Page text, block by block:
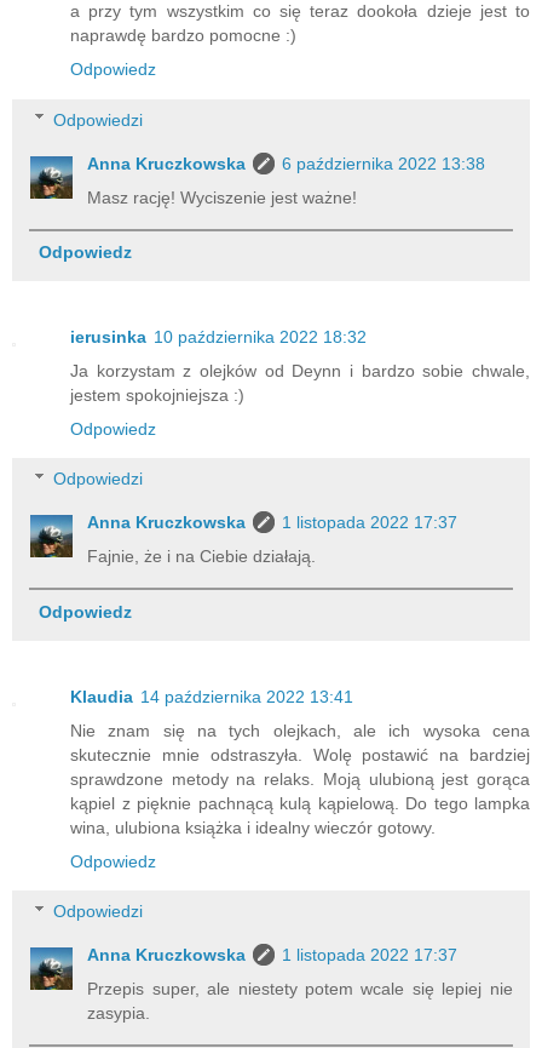
a przy tym wszystkim co się teraz dookoła dzieje jest to
naprawdę bardzo pomocne :)
Odpowiedz
Odpowiedzi
Anna Kruczkowska
6 października 2022 13:38
Masz rację! Wyciszenie jest ważne!
Odpowiedz
ierusinka 10 października 2022 18:32
Ja korzystam z olejków od Deynn i bardzo sobie chwale,
jestem spokojniejsza :)
Odpowiedz
Odpowiedzi
Anna Kruczkowska
1 listopada 2022 17:37
Fajnie, że i na Ciebie działają.
Odpowiedz
Klaudia 14 października 2022 13:41
Nie znam się na tych olejkach, ale ich wysoka cena
skutecznie mnie odstraszyła. Wolę postawić na bardziej
sprawdzone metody na relaks. Moją ulubioną jest gorąca
kąpiel z pięknie pachnącą kulą kąpielową. Do tego lampka
wina, ulubiona książka i idealny wieczór gotowy.
Odpowiedz
Odpowiedzi
Anna Kruczkowska
1 listopada 2022 17:37
Przepis super, ale niestety potem wcale się lepiej nie
zasypia.